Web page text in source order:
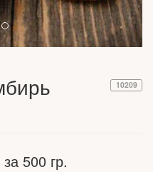
10209
за 500 гр.